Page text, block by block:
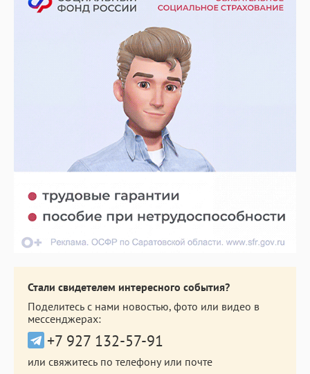
Стали свидетелем интересного события?
Поделитесь с нами новостью, фото или видео в
мессенджерах:
+7 927 132-57-91
или свяжитесь по телефону или почте